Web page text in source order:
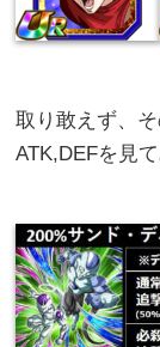
取り敢えず、
ATK,DEFを見